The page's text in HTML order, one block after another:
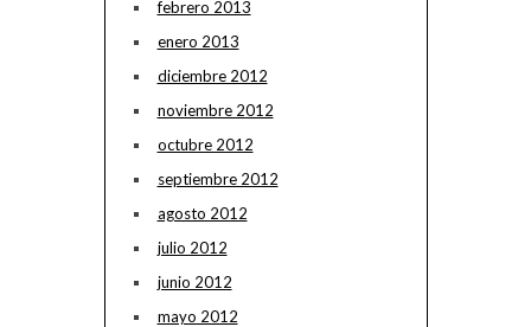
febrero 2013
enero 2013
diciembre 2012
noviembre 2012
octubre 2012
septiembre 2012
agosto 2012
julio 2012
junio 2012
mayo 2012